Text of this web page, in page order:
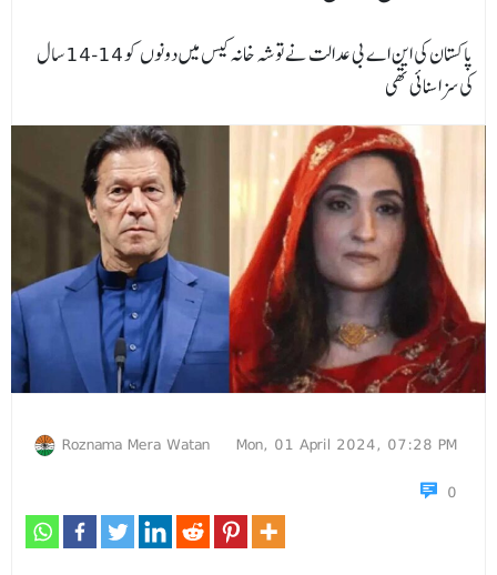
پاکستان کی این اے بی عدالت نےتوشہ خانہ کیس میں دونوں کو 14-14 سال
کی سزا سنائی تھی
Roznama Mera Watan
Mon, 01 April 2024, 07:28 PM
0